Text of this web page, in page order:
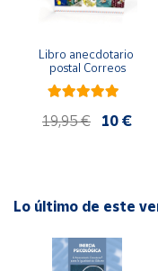
Península
Baleares
Libro anecdotario
postal Correos
19,95 € 10 €
Lo último de este